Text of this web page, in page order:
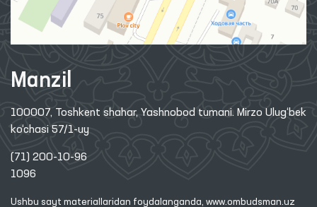
Manzil
100007, Toshkent shahar, Yashnobod tumani. Mirzo Ulug‘bek
ko‘chasi 57/1-uy
(71) 200-10-96
1096
Ushbu sayt materiallaridan foydalanganda, www.ombudsman.uz